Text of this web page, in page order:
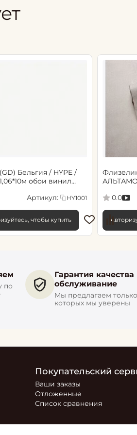
(GD) Бельгия / HYPE /
обои винил
Артикул: HY1001
чтобы купить
0.0
по
Гарантия
обслуживание
Мы предлагаем
которых мы уверены
Покупательский
Ваши заказы
Отложенные
Список сравнения